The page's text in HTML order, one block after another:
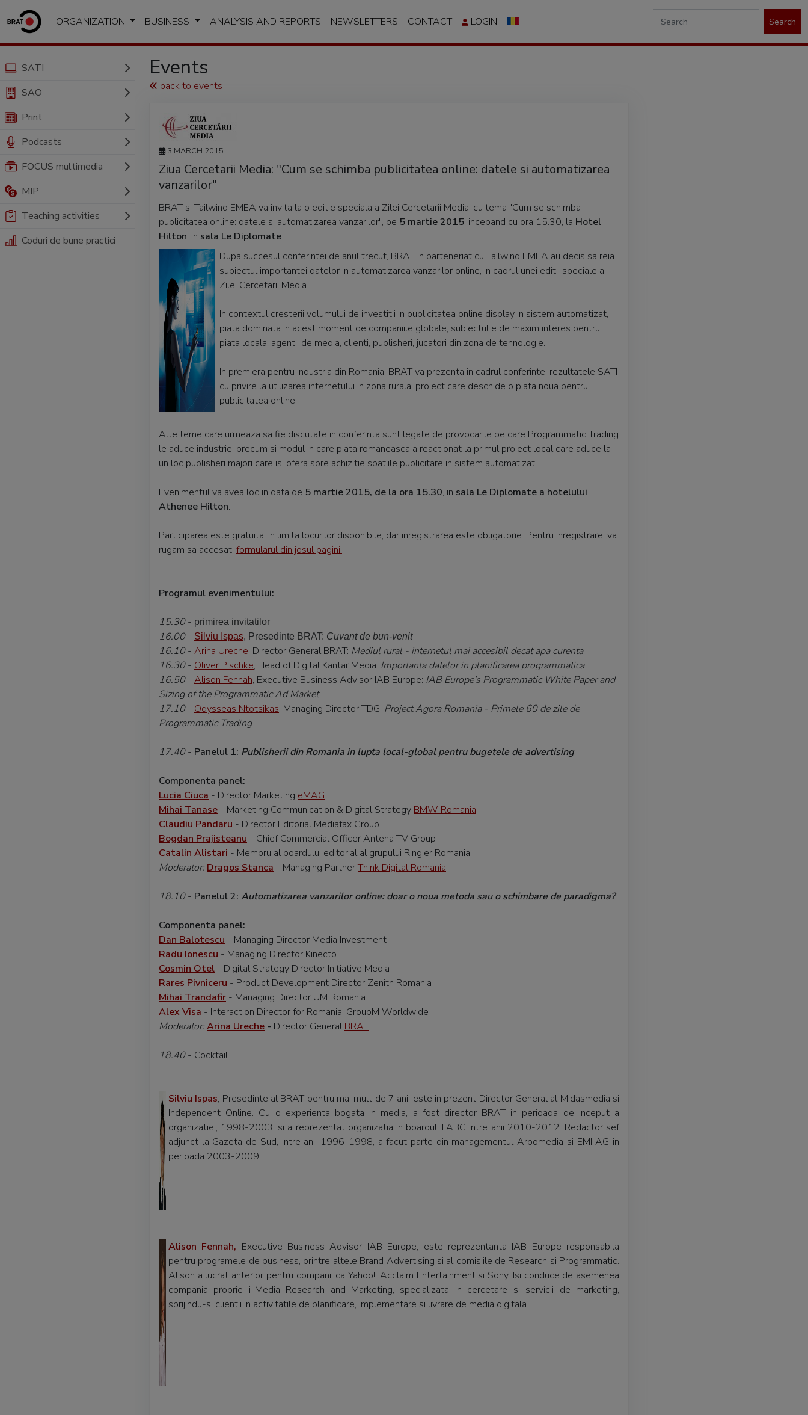
ORGANIZATION BUSINESS ANALYSIS AND REPORTS NEWSLETTERS CONTACT LOGIN Search
SATI
SAO
Print
Podcasts
FOCUS multimedia
MIP
Teaching activities
Coduri de bune practici
Events
back to events
3 MARCH 2015
Ziua Cercetarii Media: "Cum se schimba publicitatea online: datele si automatizarea
vanzarilor"
BRAT si Tailwind EMEA va invita la o editie speciala a Zilei Cercetarii Media, cu tema "Cum se schimba
publicitatea online: datele si automatizarea vanzarilor", pe 5 martie 2015, incepand cu ora 15.30, la Hotel
Hilton, in sala Le Diplomate.
Dupa succesul conferintei de anul trecut, BRAT in parteneriat cu Tailwind EMEA au decis sa reia
subiectul importantei datelor in automatizarea vanzarilor online, in cadrul unei editii speciale a
Zilei Cercetarii Media.
In contextul cresterii volumului de investitii in publicitatea online display in sistem automatizat,
piata dominata in acest moment de companiile globale, subiectul e de maxim interes pentru
piata locala: agentii de media, clienti, publisheri, jucatori din zona de tehnologie.
In premiera pentru industria din Romania, BRAT va prezenta in cadrul conferintei rezultatele SATI
cu privire la utilizarea internetului in zona rurala, proiect care deschide o piata noua pentru
publicitatea online.
Alte teme care urmeaza sa fie discutate in conferinta sunt legate de provocarile pe care Programmatic Trading
le aduce industriei precum si modul in care piata romaneasca a reactionat la primul proiect local care aduce la
un loc publisheri majori care isi ofera spre achizitie spatiile publicitare in sistem automatizat.
Evenimentul va avea loc in data de 5 martie 2015, de la ora 15.30, in sala Le Diplomate a hotelului
Athenee Hilton.
Participarea este gratuita, in limita locurilor disponibile, dar inregistrarea este obligatorie. Pentru inregistrare, va
rugam sa accesati formularul din josul paginii.
Programul evenimentului:
15.30- primirea invitatilor
16.00- Silviu Ispas, Presedinte BRAT: Cuvant de bun-venit
16.10- Arina Ureche, Director General BRAT: Mediul rural - internetul mai accesibil decat apa curenta
16.30- Oliver Pischke, Head of Digital Kantar Media: Importanta datelor in planificarea programmatica
16.50- Alison Fennah, Executive Business Advisor IAB Europe: IAB Europe's Programmatic White Paper and
Sizing of the Programmatic Ad Market
17.10- Odysseas Ntotsikas, Managing Director TDG: Project Agora Romania - Primele 60 de zile de
Programmatic Trading
17.40- Panelul 1: Publisherii din Romania in lupta local-global pentru bugetele de advertising
Componenta panel:
Lucia Ciuca - Director Marketing eMAG
Mihai Tanase - Marketing Communication & Digital Strategy BMW Romania
Claudiu Pandaru - Director Editorial Mediafax Group
Bogdan Prajisteanu - Chief Commercial Officer Antena TV Group
Catalin Alistari - Membru al boardului editorial al grupului Ringier Romania
Moderator: Dragos Stanca - Managing PartnerThink Digital Romania
18.10- Panelul 2: Automatizarea vanzarilor online: doar o noua metoda sau o schimbare de paradigma?
Componenta panel:
Dan Balotescu - Managing Director Media Investment
Radu Ionescu - Managing Director Kinecto
Cosmin Otel - Digital Strategy Director Initiative Media
Rares Pivniceru - Product Development Director Zenith Romania
Mihai Trandafir - Managing Director UM Romania
Alex Visa - Interaction Director for Romania, GroupM Worldwide
Moderator:Arina Ureche - Director General BRAT
18.40- Cocktail
Silviu Ispas, Presedinte al BRAT pentru mai mult de 7 ani, este in prezent Director General al Midasmedia si
Independent Online. Cu o experienta bogata in media, a fost director BRAT in perioada de inceput a
organizatiei, 1998-2003, si a reprezentat organizatia in boardul IFABC intre anii 2010-2012. Redactor sef
adjunct la Gazeta de Sud, intre anii 1996-1998, a facut parte din managementul Arbomedia si EMI AG in
perioada 2003-2009.
Alison Fennah, Executive Business Advisor IAB Europe, este reprezentanta IAB Europe responsabila
pentru programele de business, printre altele Brand Advertising si al comisiile de Research si Programmatic.
Alison a lucrat anterior pentru companii ca Yahoo!, Acclaim Entertainment si Sony. Isi conduce de asemenea
compania proprie i-Media Research and Marketing, specializata in cercetare si servicii de marketing,
sprijindu-si clientii in activitatile de planificare, implementare si livrare de media digitala.